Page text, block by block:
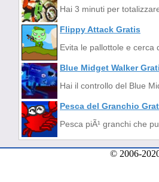
Hai 3 minuti per
Flippy Attack Gratis
Evita le pallottole e cerca
Blue Midget Walker
Hai il controllo del Blue
Pesca del Granchio
Pesca piÃ¹ granchi che
© 2006-